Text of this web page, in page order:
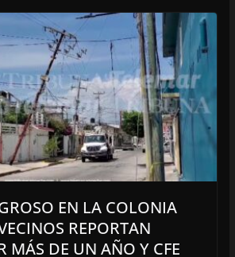
EN LA COLONIA
REPORTAN
MÁS DE UN AÑO Y CFE